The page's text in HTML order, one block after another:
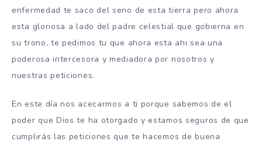
enfermedad te saco del seno de esta tierra pero ahora
esta gloriosa a lado del padre celestial que gobierna en
su trono, te pedimos tu que ahora esta ahi sea una
poderosa intercesora y mediadora por nosotros y
nuestras peticiones.
En este día nos acecarmos a ti porque sabemos de el
poder que Dios te ha otorgado y estamos seguros de que
cumplirás las peticiones que te hacemos de buena